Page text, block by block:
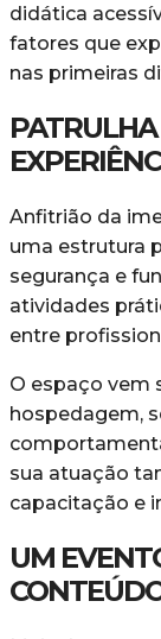
didática
fatores que
nas primeiras
Anfitrião da
uma estrutura
segurança e
atividades
entre
O espaço vem
hospedagem,
sua atuação
capacitação e
UM